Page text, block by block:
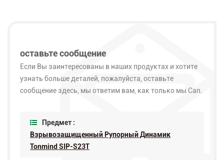
оставьте сообщение
Если Вы заинтересованы в наших продуктах и хотите
узнать больше деталей, пожалуйста, оставьте
сообщение здесь, мы ответим вам, как только мы Can.
Предмет :
Взрывозащищенный Рупорный Динамик
Tonmind SIP-S23T